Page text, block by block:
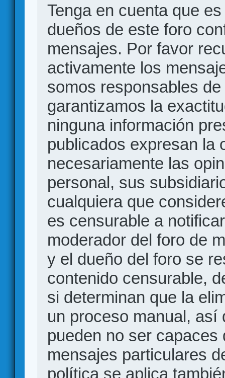
Tenga en cuenta que
dueños de este foro
mensajes. Por favor
activamente los
somos responsables
garantizamos la
ninguna información
publicados expresan la
necesariamente las
personal, sus
cualquiera que
es censurable a
moderador del foro de
y el dueño del foro se
contenido censurable,
si determinan que la
un proceso manual, así
pueden no ser
mensajes particulares
política se aplica